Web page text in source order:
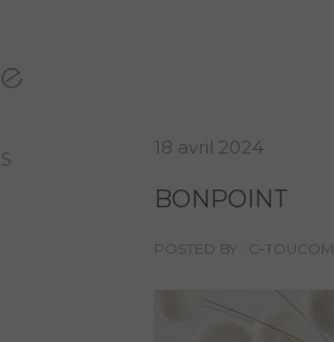
18 avril 2024
BONPOINT
POSTED BY : C-TOUCOM